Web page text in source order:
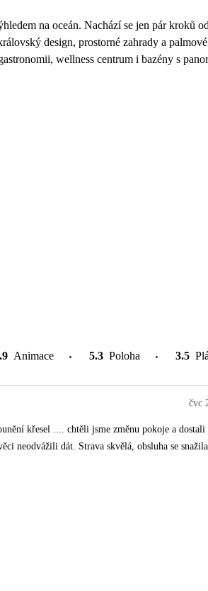
na oceán. Nachází se jen pár kroků
design, prostorné zahrady a
wellness centrum i bazény s
Animace 5.3 Poloha 3.5
čvc
křesel .... chtěli jsme změnu pokoje a dostali
neodvážili dát. Strava skvělá, obsluha se